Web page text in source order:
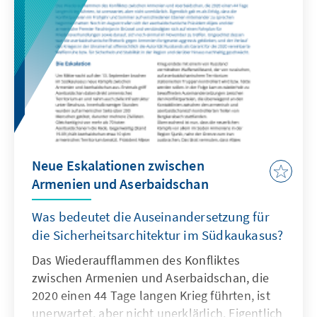
Neue Eskalationen zwischen
Armenien und Aserbaidschan
Was bedeutet die Auseinandersetzung für
die Sicherheitsarchitektur im Südkaukasus?
Das Wiederaufflammen des Konfliktes
zwischen Armenien und Aserbaidschan, die
2020 einen 44 Tage langen Krieg führten, ist
unerwartet, aber nicht unerklärlich. Eigentlich